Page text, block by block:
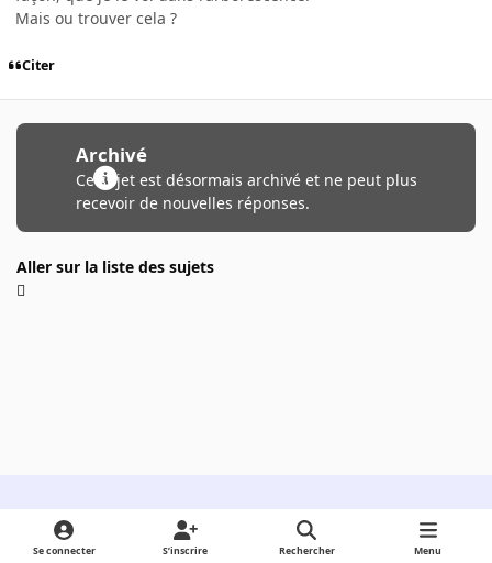
Mais ou trouver cela ?
Citer
Archivé
Ce sujet est désormais archivé et ne peut plus
recevoir de nouvelles réponses.
Aller sur la liste des sujets
Light ModeDark ModeSystem Preference
Se connecter S’inscrire Rechercher Menu